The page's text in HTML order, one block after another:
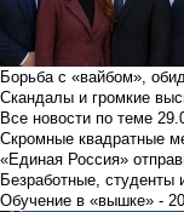
Борьба с «вайбом»,
Скандалы и громкие
Все новости по теме
Скромные квадратные
«Единая Россия»
Безработные, студенты
Обучение в «вышке» -